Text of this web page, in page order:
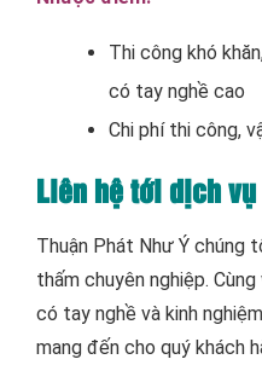
Thi công khó
có tay nghề cao
Chi phí thi công,
Liên hệ tới dịch
Thuận Phát Như Ý chúng
thấm chuyên nghiệp.
có tay nghề và kinh
mang đến cho quý khách